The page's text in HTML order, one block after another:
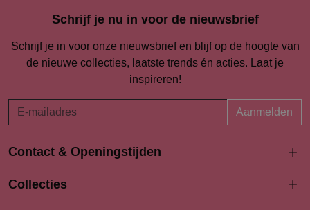
Schrijf je nu in voor de nieuwsbrief
Schrijf je in voor onze nieuwsbrief en blijf op de hoogte van
de nieuwe collecties, laatste trends én acties. Laat je
inspireren!
Aanmelden
Contact & Openingstijden
Langestraat 94-96
Collecties